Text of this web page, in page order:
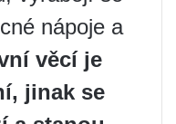
nápoje a
věcí je
jinak se